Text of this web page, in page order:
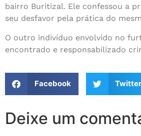
bairro Buritizal. Ele confessou a
seu desfavor pela prática do
O outro indivíduo envolvido no
encontrado e responsabilizado
Facebook Twitter
Deixe um